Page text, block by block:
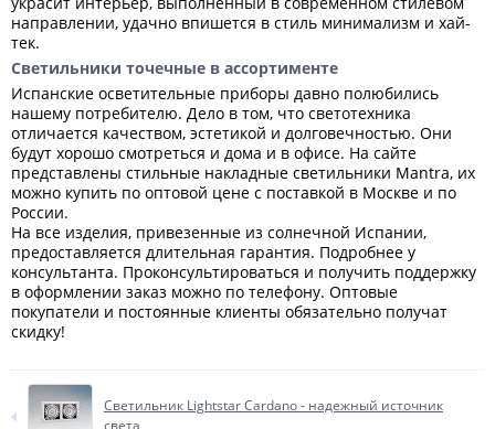
направлении, удачно впишется в стиль минимализм и хай-
тек.
Светильники точечные в ассортименте
Испанские осветительные приборы давно полюбились
нашему потребителю. Дело в том, что светотехника
отличается качеством, эстетикой и долговечностью. Они
будут хорошо смотреться и дома и в офисе. На сайте
представлены стильные накладные светильники Mantra, их
можно купить по оптовой цене с поставкой в Москве и по
России.
На все изделия, привезенные из солнечной Испании,
предоставляется длительная гарантия. Подробнее у
консультанта. Проконсультироваться и получить поддержку
в оформлении заказ можно по телефону. Оптовые
покупатели и постоянные клиенты обязательно получат
скидку!
Светильник Lightstar Cardano - надежный источник
света